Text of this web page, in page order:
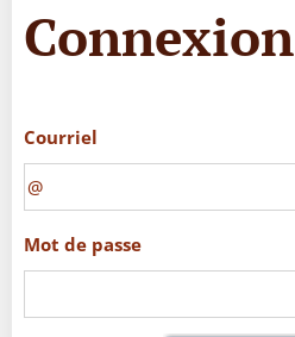
Connexion
Courriel
Mot de passe